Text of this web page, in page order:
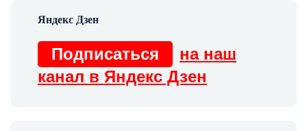
Подписаться
на наш
канал в Яндекс Дзен